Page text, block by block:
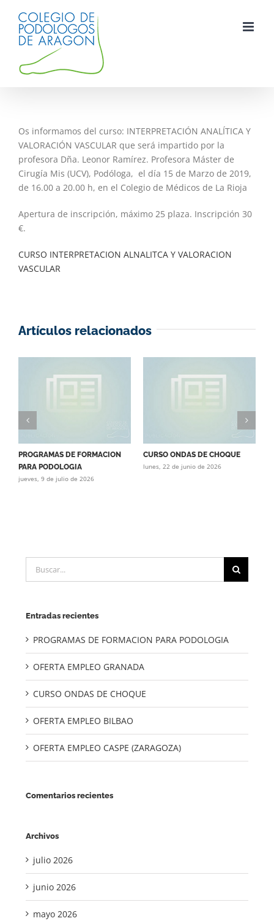
contenido
Os informamos del curso: INTERPRETACIÓN ANALÍTICA Y
VALORACIÓN VASCULAR que será impartido por la
profesora Dña. Leonor Ramírez. Profesora Máster de
Cirugía Mis (UCV), Podóloga, el día 15 de Marzo de 2019,
de 16.00 a 20.00 h, en el Colegio de Médicos de La Rioja
Apertura de inscripción, máximo 25 plaza. Inscripción 30
€.
CURSO INTERPRETACION ALNALITCA Y VALORACION
VASCULAR
Artículos relacionados
PROGRAMAS DE FORMACION
PARA PODOLOGIA
jueves, 9 de julio de 2026
CURSO ONDAS DE CHOQUE
lunes, 22 de junio de 2026
Entradas recientes
PROGRAMAS DE FORMACION PARA PODOLOGIA
OFERTA EMPLEO GRANADA
CURSO ONDAS DE CHOQUE
OFERTA EMPLEO BILBAO
OFERTA EMPLEO CASPE (ZARAGOZA)
Comentarios recientes
Archivos
julio 2026
junio 2026
mayo 2026